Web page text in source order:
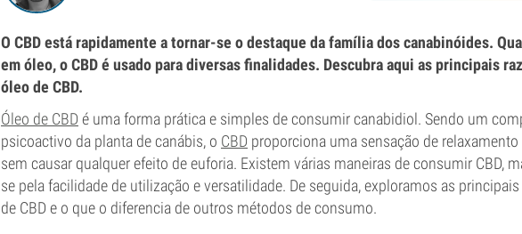
O CBD está rapidamente a tornar-se o destaque da família dos canabinóides.
em óleo, o CBD é usado para diversas finalidades. Descubra aqui as principais
óleo de CBD.
Óleo de CBD é uma forma prática e simples de consumir canabidiol. Sendo um
psicoactivo da planta de canábis, o CBD proporciona uma sensação de
sem causar qualquer efeito de euforia. Existem várias maneiras de consumir CBD,
se pela facilidade de utilização e versatilidade. De seguida, exploramos as
de CBD e o que o diferencia de outros métodos de consumo.